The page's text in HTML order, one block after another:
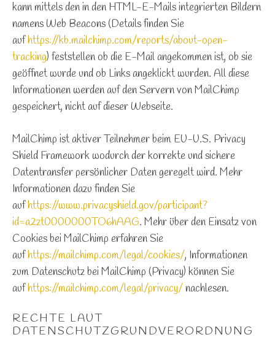
kann mittels den in den HTML-E-Mails integrierten Bildern
namens Web Beacons (Details finden Sie
aufhttps://kb.mailchimp.com/reports/about-open-
tracking) feststellen ob die E-Mail angekommen ist, ob sie
geöffnet wurde und ob Links angeklickt wurden. All diese
Informationen werden auf den Servern von MailChimp
gespeichert, nicht auf dieser Webseite.
MailChimp ist aktiver Teilnehmer beim EU-U.S. Privacy
Shield Framework wodurch der korrekte und sichere
Datentransfer persönlicher Daten geregelt wird. Mehr
Informationen dazu finden Sie
aufhttps://www.privacyshield.gov/participant?
id=a2zt0000000TO6hAAG. Mehr über den Einsatz von
Cookies bei MailChimp erfahren Sie
aufhttps://mailchimp.com/legal/cookies/, Informationen
zum Datenschutz bei MailChimp (Privacy) können Sie
aufhttps://mailchimp.com/legal/privacy/nachlesen.
RECHTE LAUT
DATENSCHUTZGRUNDVERORDNUNG